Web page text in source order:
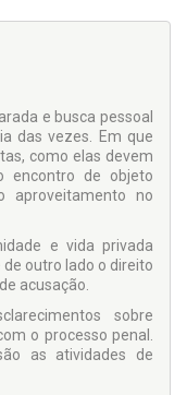
e busca pessoal
das vezes. Em que
como elas devem
encontro de objeto
aproveitamento no
e vida privada
outro lado o direito
acusação.
sobre
o processo penal.
as atividades de